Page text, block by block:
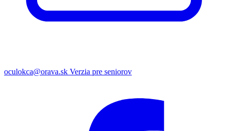
oculokca@orava.sk Verzia pre seniorov